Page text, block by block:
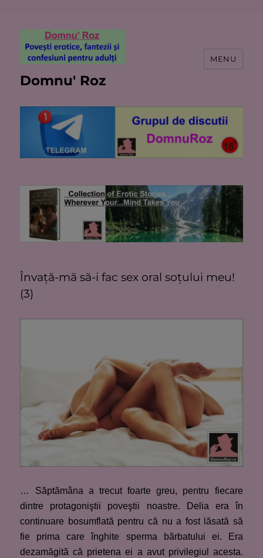
Domnu' Roz
MENU
Învaţă-mă să-i fac sex oral soţului meu!
(3)
… Săptămâna a trecut foarte greu, pentru fiecare
dintre protagoniştii poveştii noastre. Delia era în
continuare bosumflată pentru că nu a fost lăsată să
fie prima care înghite sperma bărbatului ei. Era
dezamăgită că prietena ei a avut privilegiul acesta.